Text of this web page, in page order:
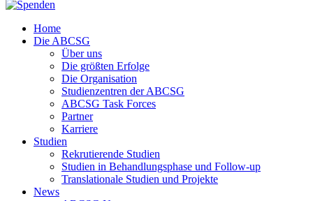
Home
Die ABCSG
Über uns
Die größten Erfolge
Die Organisation
Studienzentren der ABCSG
ABCSG Task Forces
Partner
Karriere
Studien
Rekrutierende Studien
Studien in Behandlungsphase und Follow-up
Translationale Studien und Projekte
News